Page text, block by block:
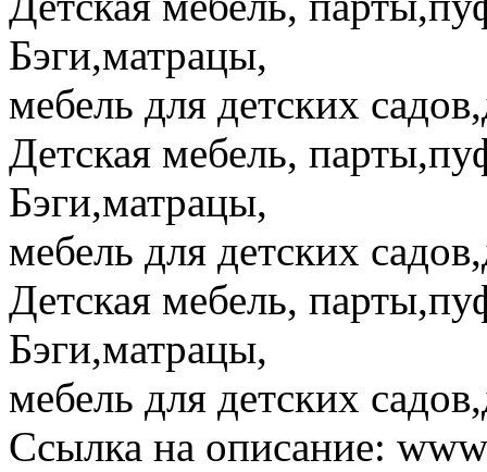
Бэги,матрацы,
мебель для детских
Детская мебель,
Бэги,матрацы,
мебель для детских
Детская мебель,
Бэги,матрацы,
мебель для детских
Ссылка на описание: